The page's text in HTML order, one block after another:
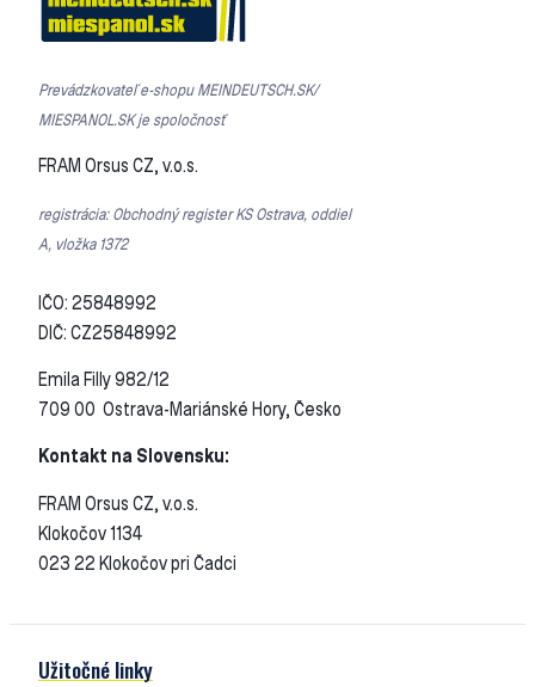
Prevádzkovateľ e-shopu MEINDEUTSCH.SK/
MIESPANOL.SK je spoločnosť
FRAM Orsus CZ, v.o.s.
registrácia: Obchodný register KS Ostrava, oddiel
A, vložka 1372
IČO: 25848992
DIČ: CZ25848992
Emila Filly 982/12
709 00 Ostrava-Mariánské Hory, Česko
Kontakt na Slovensku:
FRAM Orsus CZ, v.o.s.
Klokočov 1134
023 22 Klokočov pri Čadci
Užitočné linky